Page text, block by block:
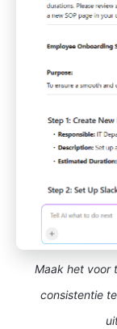
Maak het voor
consistentie